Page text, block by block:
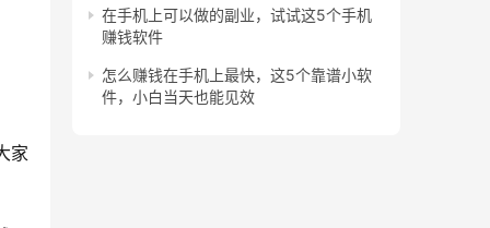
家
在手机上可以做的副业，试试这5个手机
赚钱软件
怎么赚钱在手机上最快，这5个靠谱小软
件，小白当天也能见效